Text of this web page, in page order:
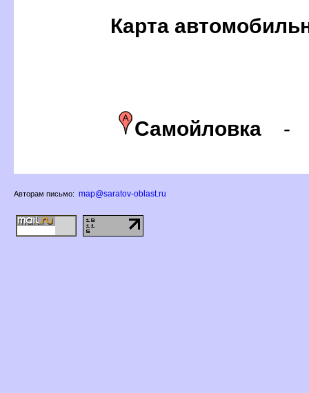
Карта
Самойловка
Авторам письмо: map@saratov-oblast.ru